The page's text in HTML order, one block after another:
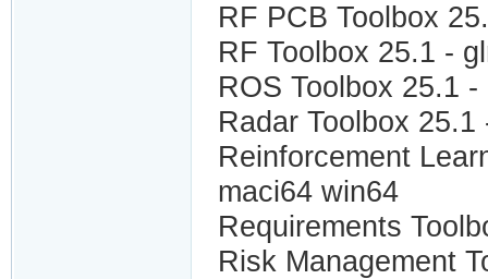
RF PCB Toolbox
RF Toolbox 25.1 -
ROS Toolbox 25.1
Radar Toolbox
Reinforcement
maci64 win64
Requirements
Risk Management